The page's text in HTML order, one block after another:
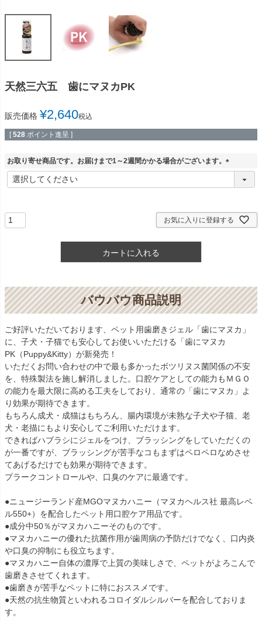
天然三六五 歯にマヌカPK
販売価格 ¥2,640税込
[ 528 ポイント進呈 ]
お取り寄せ商品です。お届けまで1～2週間かかる場合がございます。
(
お気に入りに登録する
カートに入れる
バウバウ商品説明
ご好評いただいております、ペット用歯磨きジェル「歯にマヌカ」
に、子犬・子猫でも安心してお使いいただける「歯にマヌカ
PK（Puppy&Kitty）が新発売！
いただくお問い合わせの中で最も多かったボツリヌス菌関係の不安
を、特殊製法を施し解消しました。口腔ケアとしての能力もＭＧＯ
の能力を最大限に高める工夫をしており、通常の「歯にマヌカ」よ
り効果が期待できます。
もちろん成犬・成猫はもちろん、腸内環境が未熟な子犬や子猫、老
犬・老描にもより安心してご利用いただけます。
できればハブラシにジェルをつけ、ブラッシングをしていただくの
が一番ですが、ブラッシングが苦手なコもまずはペロペロなめさせ
てあげるだけでも効果が期待できます。
プラークコントロールや、口臭のケアに最適です。
●ニュージーランド産MGOマヌカハニー（マヌカヘルス社 最高レベ
ル550+）を配合したペット用口腔ケア用品です。
●成分中50％がマヌカハニーそのものです。
●マヌカハニーの優れた抗菌作用が歯周病の予防だけでなく、口内炎
や口臭の抑制にも役立ちます。
●マヌカハニー自体の濃厚で上質の美味しさで、ペットがよろこんで
歯磨きさせてくれます。
●歯磨きが苦手なペットに特におススメです。
●天然の抗生物質といわれるコロイダルシルバーを配合しておりま
す。